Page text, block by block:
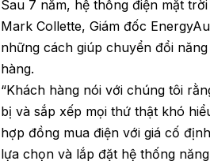
Sau 7 năm, hệ thống điện mặt
Mark Collette, Giám đốc
những cách giúp chuyển đổi
hàng.
“Khách hàng nói với chúng tôi
bị và sắp xếp mọi thứ thật khó
hợp đồng mua điện với giá cố
lựa chọn và lắp đặt hệ thống